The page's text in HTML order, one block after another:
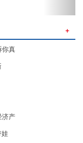
＋
你真
济产
娃